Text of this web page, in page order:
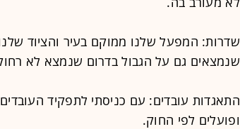
שדרות: המפעל שלנו ממוקם בעיר והציוד
שנמצאים גם על הגבול בדרום שנמצא לא
התאגדות עובדים: עם כניסתי לתפקיד
ופועלים לפי החוק.